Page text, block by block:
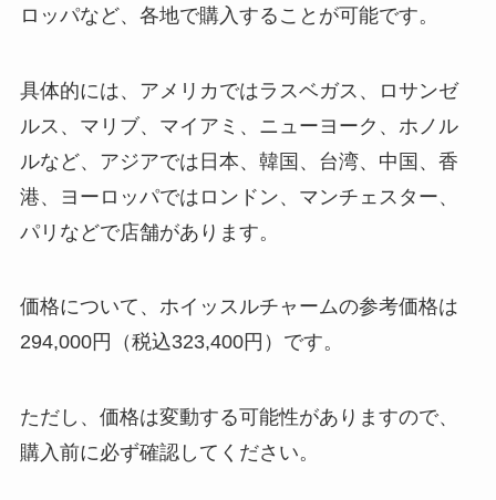
ロッパなど、各地で購入することが可能です。
具体的には、アメリカではラスベガス、ロサンゼ
ルス、マリブ、マイアミ、ニューヨーク、ホノル
ルなど、アジアでは日本、韓国、台湾、中国、香
港、ヨーロッパではロンドン、マンチェスター、
パリなどで店舗があります。
価格について、ホイッスルチャームの参考価格は
294,000円（税込323,400円）です。
ただし、価格は変動する可能性がありますので、
購入前に必ず確認してください。